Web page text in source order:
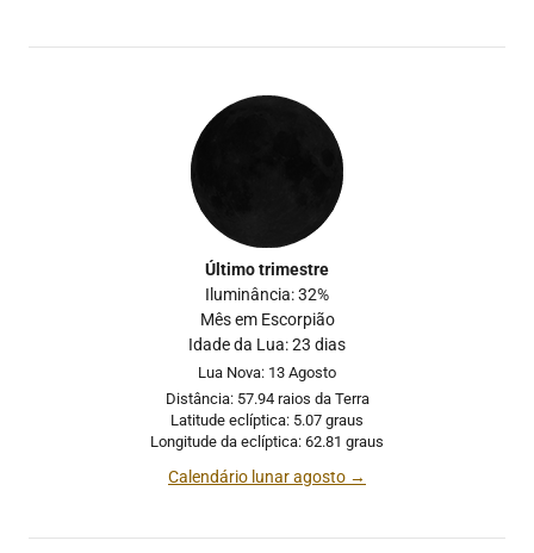
Último trimestre
Iluminância: 32%
Mês em Escorpião
Idade da Lua: 23 dias
Lua Nova: 13 Agosto
Distância: 57.94 raios da Terra
Latitude eclíptica: 5.07 graus
Longitude da eclíptica: 62.81 graus
Calendário lunar agosto →